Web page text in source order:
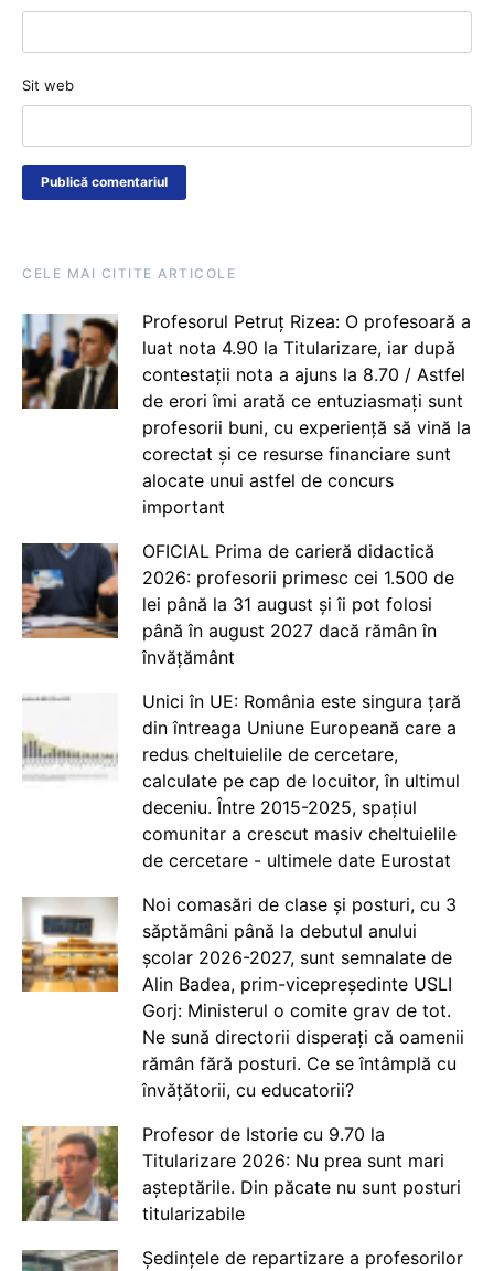
Sit web
CELE MAI CITITE ARTICOLE
Profesorul Petruț Rizea: O profesoară a
luat nota 4.90 la Titularizare, iar după
contestații nota a ajuns la 8.70 / Astfel
de erori îmi arată ce entuziasmați sunt
profesorii buni, cu experiență să vină la
corectat și ce resurse financiare sunt
alocate unui astfel de concurs
important
OFICIAL Prima de carieră didactică
2026: profesorii primesc cei 1.500 de
lei până la 31 august și îi pot folosi
până în august 2027 dacă rămân în
învățământ
Unici în UE: România este singura țară
din întreaga Uniune Europeană care a
redus cheltuielile de cercetare,
calculate pe cap de locuitor, în ultimul
deceniu. Între 2015-2025, spațiul
comunitar a crescut masiv cheltuielile
de cercetare - ultimele date Eurostat
Noi comasări de clase și posturi, cu 3
săptămâni până la debutul anului
școlar 2026-2027, sunt semnalate de
Alin Badea, prim-vicepreședinte USLI
Gorj: Ministerul o comite grav de tot.
Ne sună directorii disperați că oamenii
rămân fără posturi. Ce se întâmplă cu
învățătorii, cu educatorii?
Profesor de Istorie cu 9.70 la
Titularizare 2026: Nu prea sunt mari
așteptările. Din păcate nu sunt posturi
titularizabile
Ședințele de repartizare a profesorilor